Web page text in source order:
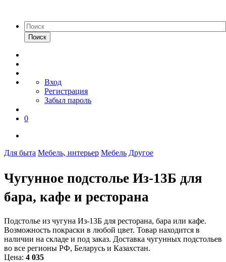
Поиск
Вход
Регистрация
Забыл пароль
0
Для быта Мебель, интерьер Мебель Другое
Чугунное подстолье Из-13Б для
бара, кафе и ресторана
Подстолье из чугуна Из-13Б для ресторана, бара или кафе.
Возможность покраски в любой цвет. Товар находится в
наличии на складе и под заказ. Доставка чугунных подстольев
во все регионы РФ, Беларусь и Казахстан.
Цена: 4 035